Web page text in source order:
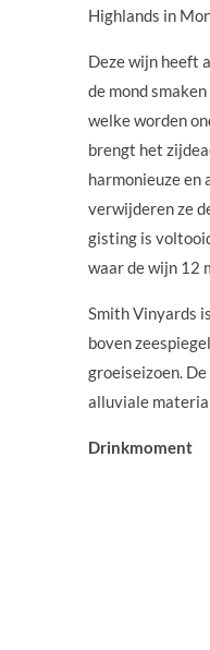
Highlands in
Deze wijn heeft
de mond
welke worden
brengt het
harmonieuze en
verwijderen ze
gisting is
waar de wijn 12
Smith Vinyards
boven
groeiseizoen.
alluviale
Drinkmoment